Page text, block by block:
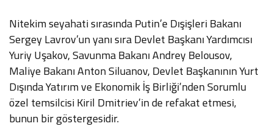
Nitekim seyahati sırasında Putin’e Dışişleri Bakanı
Sergey Lavrov’un yanı sıra Devlet Başkanı Yardımcısı
Yuriy Uşakov, Savunma Bakanı Andrey Belousov,
Maliye Bakanı Anton Siluanov, Devlet Başkanının Yurt
Dışında Yatırım ve Ekonomik İş Birliği’nden Sorumlu
özel temsilcisi Kiril Dmitriev’in de refakat etmesi,
bunun bir göstergesidir.